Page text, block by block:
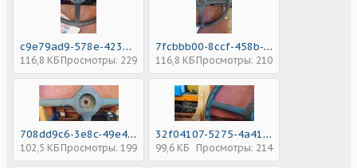
c9e79ad9-578e-4235-bb6c-3c043a9ce145.jpeg
116,8 КБ Просмотры: 229
7fcbbb00-8ccf-458b-bb33-9c63af4f5853.jpeg
116,8 КБ Просмотры: 210
708dd9c6-3e8c-49e4-807f-b8aa8c2870c8.jpeg
102,5 КБ Просмотры: 199
32f04107-5275-4a41-b3fa-df71c1a390ed.jpeg
99,6 КБ Просмотры: 214